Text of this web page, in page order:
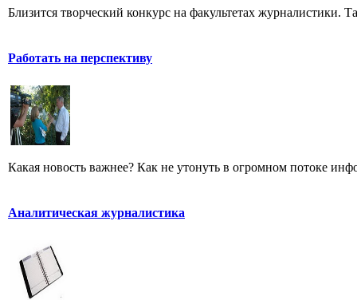
Близится творческий конкурс на факультетах
Работать на перспективу
Какая новость важнее? Как не утонуть в огромном потоке
Аналитическая журналистика